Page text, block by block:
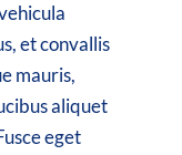
et convallis
mauris,
aliquet
eget